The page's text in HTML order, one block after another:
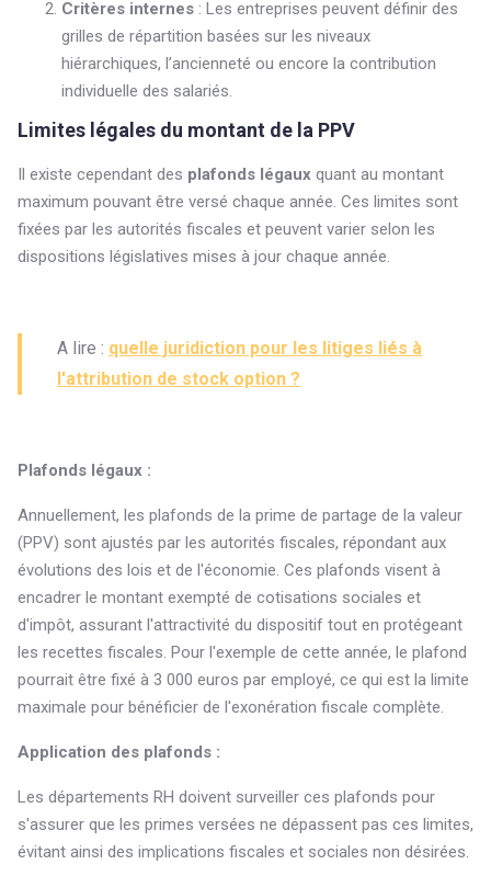
Critères internes : Les entreprises peuvent définir des
grilles de répartition basées sur les niveaux
hiérarchiques, l’ancienneté ou encore la contribution
individuelle des salariés.
Limites légales du montant de la PPV
Il existe cependant des plafonds légaux quant au montant
maximum pouvant être versé chaque année. Ces limites sont
fixées par les autorités fiscales et peuvent varier selon les
dispositions législatives mises à jour chaque année.
A lire : quelle juridiction pour les litiges liés à
l'attribution de stock option ?
Plafonds légaux :
Annuellement, les plafonds de la prime de partage de la valeur
(PPV) sont ajustés par les autorités fiscales, répondant aux
évolutions des lois et de l'économie. Ces plafonds visent à
encadrer le montant exempté de cotisations sociales et
d'impôt, assurant l'attractivité du dispositif tout en protégeant
les recettes fiscales. Pour l'exemple de cette année, le plafond
pourrait être fixé à 3 000 euros par employé, ce qui est la limite
maximale pour bénéficier de l'exonération fiscale complète.
Application des plafonds :
Les départements RH doivent surveiller ces plafonds pour
s'assurer que les primes versées ne dépassent pas ces limites,
évitant ainsi des implications fiscales et sociales non désirées.